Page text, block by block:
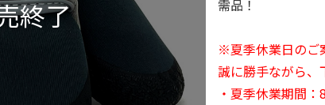
需品！
※夏季休業日の
誠に勝手ながら、
・夏季休業期間